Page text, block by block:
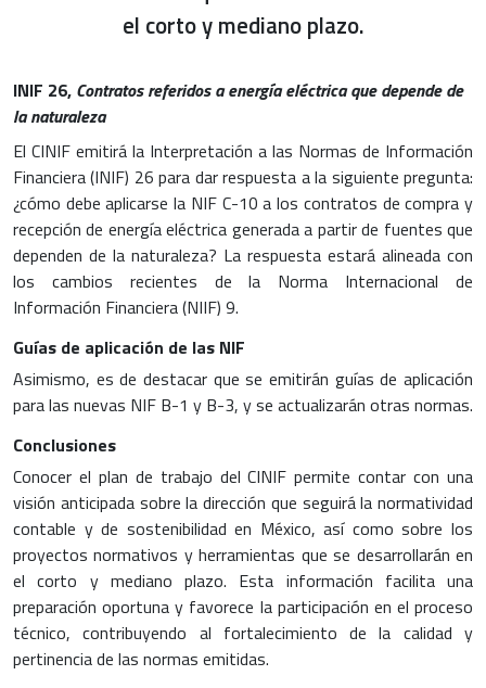
el corto y mediano plazo.
INIF 26, Contratos referidos a energía eléctrica que depende de
la naturaleza
El CINIF emitirá la Interpretación a las Normas de Información
Financiera (INIF) 26 para dar respuesta a la siguiente pregunta:
¿cómo debe aplicarse la NIF C-10 a los contratos de compra y
recepción de energía eléctrica generada a partir de fuentes que
dependen de la naturaleza? La respuesta estará alineada con
los cambios recientes de la Norma Internacional de
Información Financiera (NIIF) 9.
Guías de aplicación de las NIF
Asimismo, es de destacar que se emitirán guías de aplicación
para las nuevas NIF B-1 y B-3, y se actualizarán otras normas.
Conclusiones
Conocer el plan de trabajo del CINIF permite contar con una
visión anticipada sobre la dirección que seguirá la normatividad
contable y de sostenibilidad en México, así como sobre los
proyectos normativos y herramientas que se desarrollarán en
el corto y mediano plazo. Esta información facilita una
preparación oportuna y favorece la participación en el proceso
técnico, contribuyendo al fortalecimiento de la calidad y
pertinencia de las normas emitidas.